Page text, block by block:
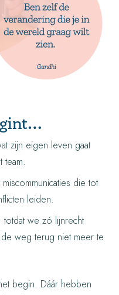
zijn eigen leven gaat
die tot
leiden.
we zó lijnrecht
weg terug niet meer te
begin. Dáár hebben